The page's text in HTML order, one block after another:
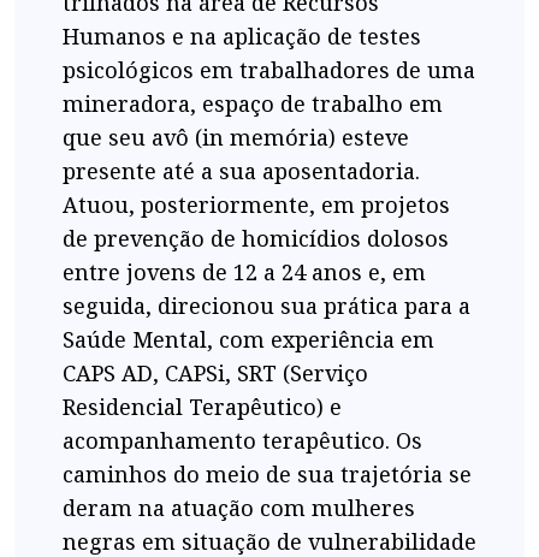
Humanos e na aplicação de testes
psicológicos em trabalhadores de uma
mineradora, espaço de trabalho em
que seu avô (in memória) esteve
presente até a sua aposentadoria.
Atuou, posteriormente, em projetos
de prevenção de homicídios dolosos
entre jovens de 12 a 24 anos e, em
seguida, direcionou sua prática para a
Saúde Mental, com experiência em
CAPS AD, CAPSi, SRT (Serviço
Residencial Terapêutico) e
acompanhamento terapêutico. Os
caminhos do meio de sua trajetória se
deram na atuação com mulheres
negras em situação de vulnerabilidade